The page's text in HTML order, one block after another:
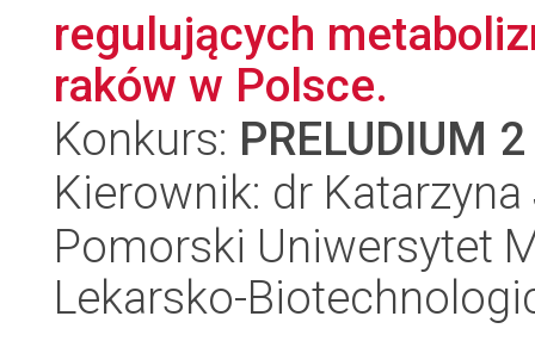
regulujących
raków w Polsce.
Konkurs: PRELUDIUM 2
Kierownik: dr
Pomorski Uniwersytet
Lekarsko-